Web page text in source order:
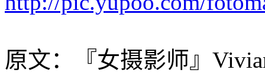
原文：『女摄影师』